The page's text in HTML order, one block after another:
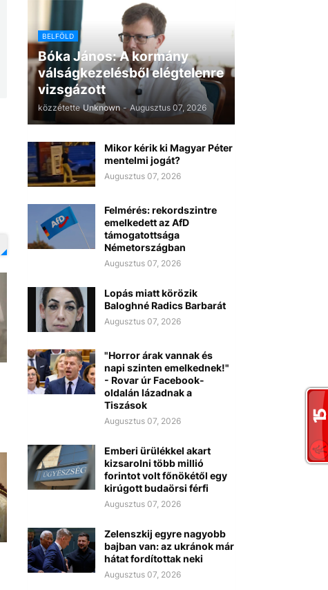
BELFÖLD
Bóka János: A kormány
válságkezelésből elégtelenre
vizsgázott
közzétette Unknown - Augusztus 07, 2026
Mikor kérik ki Magyar Péter
mentelmi jogát?
Augusztus 07, 2026
Felmérés: rekordszintre
emelkedett az AfD
támogatottsága
Németországban
Augusztus 07, 2026
Lopás miatt körözik
Baloghné Radics Barbarát
Augusztus 07, 2026
"Horror árak vannak és
napi szinten emelkednek!"
- Rovar úr Facebook-
oldalán lázadnak a
Tiszások
Augusztus 07, 2026
Emberi ürülékkel akart
kizsarolni több millió
forintot volt főnökétől egy
kirúgott budaörsi férfi
Augusztus 07, 2026
Zelenszkij egyre nagyobb
bajban van: az ukránok már
hátat fordítottak neki
Augusztus 07, 2026